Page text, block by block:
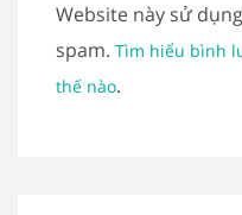
Website này sử
spam. Tìm hiểu bình
thế nào.